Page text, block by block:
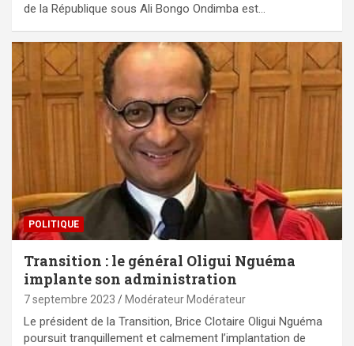
de la République sous Ali Bongo Ondimba est…
POLITIQUE
Transition : le général Oligui Nguéma
implante son administration
7 septembre 2023 Modérateur Modérateur
Le président de la Transition, Brice Clotaire Oligui Nguéma
poursuit tranquillement et calmement l’implantation de